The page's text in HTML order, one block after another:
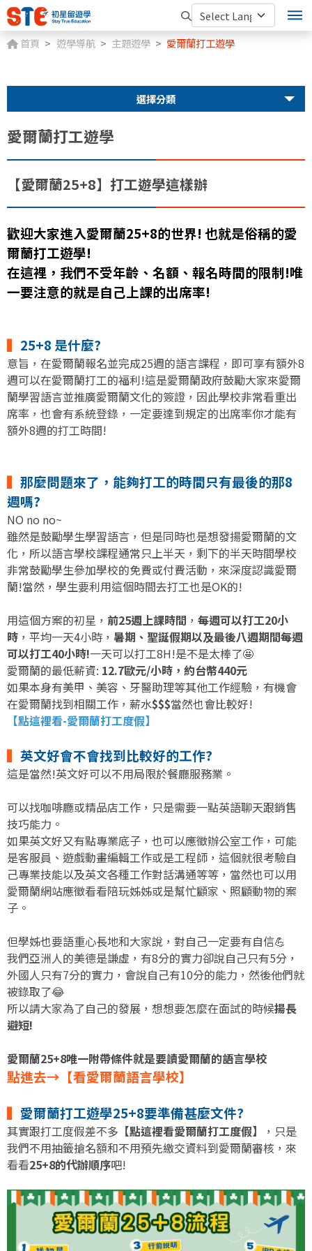
首頁 遊學導航 主題遊學 愛爾蘭打工遊學
選擇分類
愛爾蘭打工遊學
【愛爾蘭25+8】打工遊學這樣辦
歡迎大家進入愛爾蘭25+8的世界! 也就是俗稱的愛
爾蘭打工遊學!
在這裡，我們不受年齡、名額、報名時間的限制!唯
一要注意的就是自己上課的出席率!
▍ 25+8 是什麼?
意旨，在愛爾蘭報名並完成25週的語言課程，即可享有額外8
週可以在愛爾蘭打工的福利!這是愛爾蘭政府鼓勵大家來愛爾
蘭學習語言並推廣愛爾蘭文化的簽證，因此學校非常看重出
席率，也會有系統登錄，一定要達到規定的出席率你才能有
額外8週的打工時間!
▍ 那麼問題來了，能夠打工的時間只有最後的那8
週嗎?
NO no no~
雖然是鼓勵學生學習語言，但是同時也是想發揚愛爾蘭的文
化，所以語言學校課程通常只上半天，剩下的半天時間學校
非常鼓勵學生參加學校的免費或付費活動，來深度認識愛爾
蘭!當然，學生要利用這個時間去打工也是OK的!
用這個方案的初星， 前25週上課時間 ， 每週可以打工20小
時 ，平均一天4小時， 暑期、聖誕假期以及最後八週期間每週
可以打工40小時!一天可以打工8H!是不是太棒了🤩
愛爾蘭的最低薪資: 12.7歐元/小時，約台幣440元
如果本身有美甲、美容、牙醫助理等其他工作經驗，有機會
在愛爾蘭找到相關工作，薪水$$$當然也會比較好!
【點這裡看-愛爾蘭打工度假】
▍ 英文好會不會找到比較好的工作?
這是當然!英文好可以不用局限於餐廳服務業。
可以找咖啡廳或精品店工作，只是需要一點英語聊天跟銷售
技巧能力。
如果英文好又有點專業底子，也可以應徵辦公室工作，可能
是客服員、遊戲動畫編輯工作或是工程師，這個就很考驗自
己專業技能以及英文各種工作對話溝通等等，當然也可以用
愛爾蘭網站應徵看看陪玩姊姊或是幫忙顧家、照顧動物的案
子。
但學姊也要語重心長地和大家說，對自己一定要有自信💪
我們亞洲人的美德是謙虛，有8分的實力卻說自己只有5分，
外國人只有7分的實力，會說自己有10分的能力，然後他們就
被錄取了😂
所以請大家為了自己的發展，想想要怎麼在面試的時候揚長
避短!
愛爾蘭25+8唯一附帶條件就是要讀愛爾蘭的語言學校
點進去→【看愛爾蘭語言學校】
▍ 愛爾蘭打工遊學25+8要準備甚麼文件?
其實跟打工度假差不多 【點這裡看愛爾蘭打工度假】
，只是
我們不用抽籤搶名額和不用預先繳交資料到愛爾蘭審核，來
看看25+8的代辦順序吧!